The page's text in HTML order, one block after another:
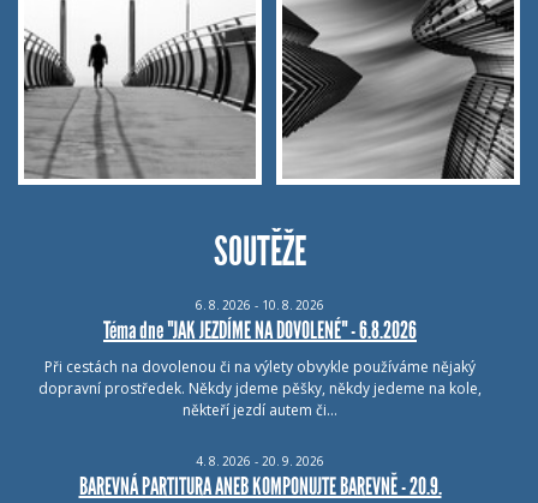
SOUTĚŽE
6. 8. 2026 - 10. 8. 2026
Téma dne "JAK JEZDÍME NA DOVOLENÉ" - 6.8.2026
Při cestách na dovolenou či na výlety obvykle používáme nějaký
dopravní prostředek. Někdy jdeme pěšky, někdy jedeme na kole,
někteří jezdí autem či…
4. 8. 2026 - 20. 9. 2026
BAREVNÁ PARTITURA ANEB KOMPONUJTE BAREVNĚ - 20.9.